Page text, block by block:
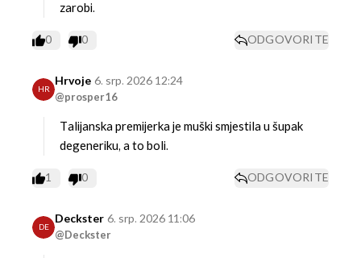
zarobi.
0 0 ODGOVORITE
HR
Hrvoje
@prosper16
6. srp. 2026 12:24
Talijanska premijerka je muški smjestila u šupak
degeneriku, a to boli.
1 0 ODGOVORITE
DE
Deckster
@Deckster
6. srp. 2026 11:06